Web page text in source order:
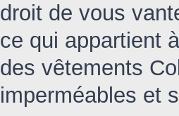
droit de vous
ce qui appartient
des vêtements
imperméables et